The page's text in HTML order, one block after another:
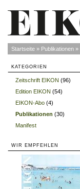
Startseite » Publikationen »
KATEGORIEN
Zeitschrift EIKON (96)
Edition EIKON (54)
EIKON-Abo (4)
Publikationen (30)
Manifest
WIR EMPFEHLEN